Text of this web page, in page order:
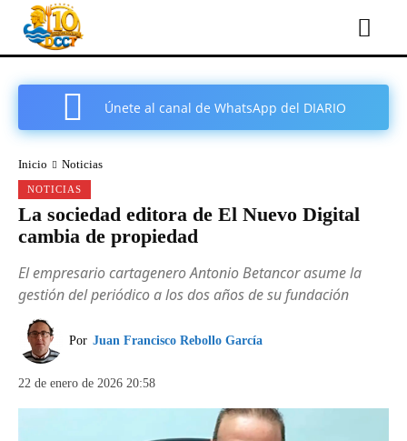
Únete al canal de WhatsApp del DIARIO
Inicio Noticias
NOTICIAS
La sociedad editora de El Nuevo Digital
cambia de propiedad
El empresario cartagenero Antonio Betancor asume la
gestión del periódico a los dos años de su fundación
Por Juan Francisco Rebollo García
22 de enero de 2026 20:58